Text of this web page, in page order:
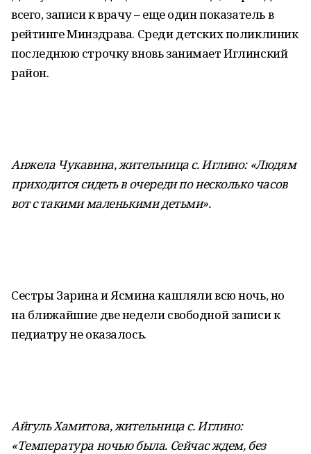
всего, записи к врачу – еще один показатель в
рейтинге Минздрава. Среди детских поликлиник
последнюю строчку вновь занимает Иглинский
район.
Анжела Чукавина, жительница с. Иглино: «Людям
приходится сидеть в очереди по несколько часов
вот с такими маленькими детьми».
Сестры Зарина и Ясмина кашляли всю ночь, но
на ближайшие две недели свободной записи к
педиатру не оказалось.
Айгуль Хамитова, жительница с. Иглино:
«Температура ночью была. Сейчас ждем, без